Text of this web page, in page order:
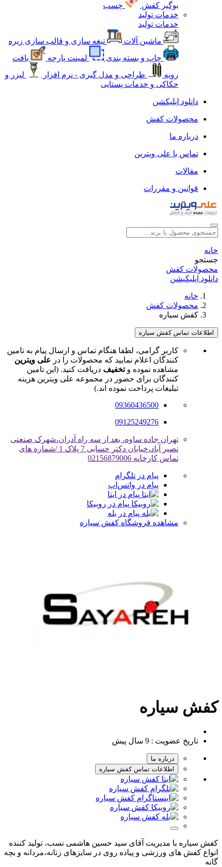
بوگیر کفش
چسب
خدمات تولید
خدمات تولید
ماشین آلات
تیغه سازی و قالب سازی زیره
چاپ و بسته بندی
لمینت پارچه
بافت
رویه
طراحی و مدل گیری - نرم افزار
لیزر و
حکاکی و خدمات پستایی
دانلود اپلیکشن
محصولات کفش
درباره ما
تماس با علی ویترین
مقالات
قوانین و مقررات
خانه
جستجو
محصولات کفش
دانلود اپلیکیشن
خانه
محصولات کفش
کفش سیاره
اطلاعات تماس کفش سیاره
کاربر گرامی، لطفا هنگام تماس و ارسال پیام به تامین
کنندگان اعلام نمایید که محصولات را در علی ویترین
مشاهده نموده وتخفیف دریافت کنید. (این تامین
کنندگان برای حضور در مجموعه علی ویترین هزینه
تبلیغات پرداخت نموده اند.)
09360436500
09125249276
تهران جاده ساوه، بعد از سه راه آدران،شهرک صنعتی
نصیر آباد،خیابان دکتر حسابی 7 پلاک 1 /شماره های
تماس کارخانه 02156879006
پیام در تلگرام
پیام در واتس‌اپ
پیام در ایتا
پیام در روبیکا
پیام در بله
مشاهده فروشگاه کفش سیاره
کفش سیاره
تاریخ عضویت : 9 سال پیش
درباره ما
اطلاعات تماس کفش سیاره
کفش سیاره با مدیریت آقای سید حسین هاشمی نسب، تولید کننده
انواع کفش های ورزشی و پیاده روی در سایزهای زنانه،مردانه و بچه
گانه